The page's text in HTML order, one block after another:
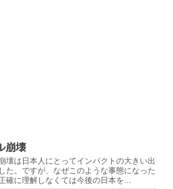
崩壊
壊は日本人にとってインパクトの大きい出
た。ですが、なぜこのような事態になった
確に理解しなくては今後の日本を...